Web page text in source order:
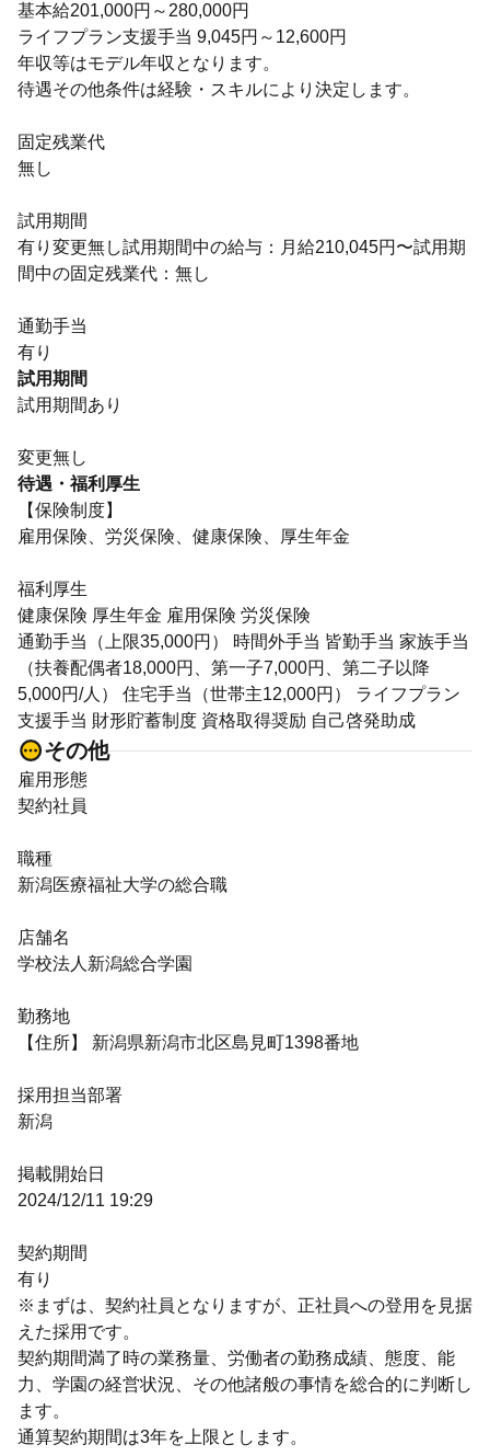
基本給201,000円～280,000円
ライフプラン支援手当 9,045円～12,600円
年収等はモデル年収となります。
待遇その他条件は経験・スキルにより決定します。
固定残業代
無し
試用期間
有り変更無し試用期間中の給与：月給210,045円〜試用期
間中の固定残業代：無し
通勤手当
有り
試用期間
試用期間あり
変更無し
待遇・福利厚生
【保険制度】
雇用保険、労災保険、健康保険、厚生年金
福利厚生
健康保険 厚生年金 雇用保険 労災保険
通勤手当（上限35,000円） 時間外手当 皆勤手当 家族手当
（扶養配偶者18,000円、第一子7,000円、第二子以降
5,000円/人） 住宅手当（世帯主12,000円） ライフプラン
支援手当 財形貯蓄制度 資格取得奨励 自己啓発助成
その他
雇用形態
契約社員
職種
新潟医療福祉大学の総合職
店舗名
学校法人新潟総合学園
勤務地
【住所】 新潟県新潟市北区島見町1398番地
採用担当部署
新潟
掲載開始日
2024/12/11 19:29
契約期間
有り
※まずは、契約社員となりますが、正社員への登用を見据
えた採用です。
契約期間満了時の業務量、労働者の勤務成績、態度、能
力、学園の経営状況、その他諸般の事情を総合的に判断し
ます。
通算契約期間は3年を上限とします。